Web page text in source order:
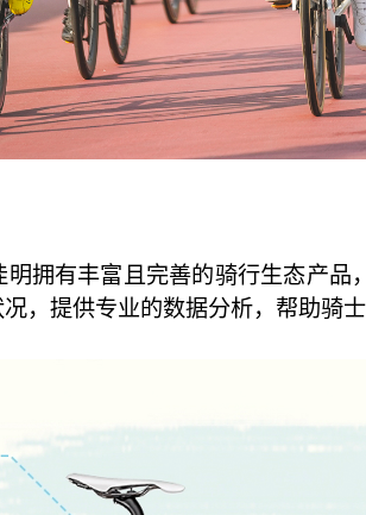
拥有丰富且完善的骑行生态产
，提供专业的数据分析，帮助骑